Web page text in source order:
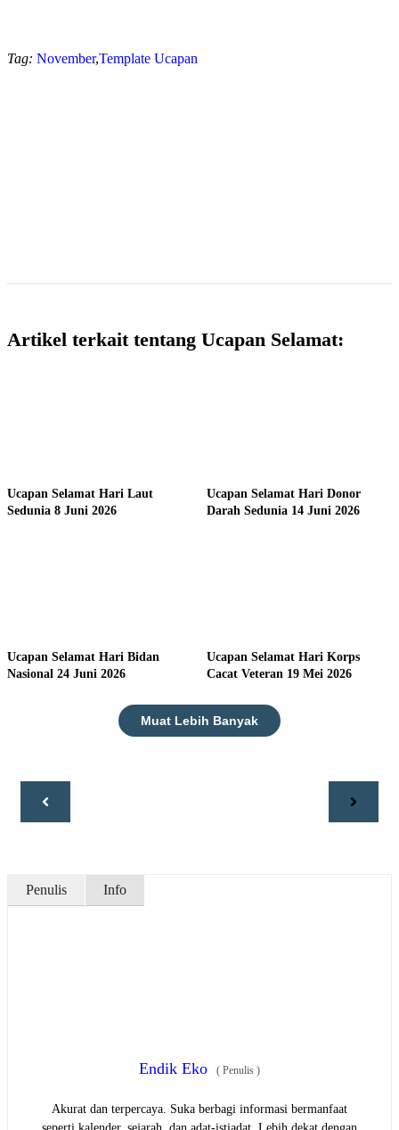
Tag: November,Template Ucapan
Artikel terkait tentang Ucapan Selamat:
Ucapan Selamat Hari Laut
Sedunia 8 Juni 2026
Ucapan Selamat Hari Donor
Darah Sedunia 14 Juni 2026
Ucapan Selamat Hari Bidan
Nasional 24 Juni 2026
Ucapan Selamat Hari Korps
Cacat Veteran 19 Mei 2026
Muat Lebih Banyak
Penulis Info
Endik Eko ( Penulis )
Akurat dan terpercaya. Suka berbagi informasi bermanfaat